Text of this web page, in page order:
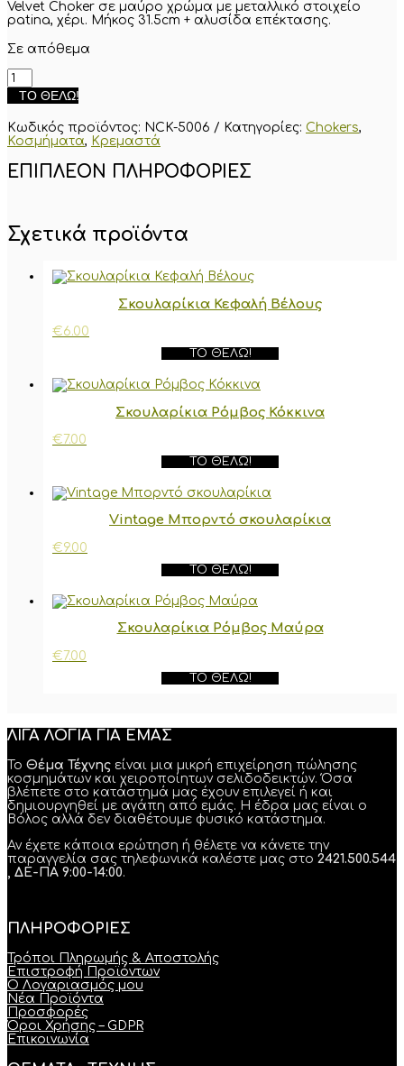
€6.50.είναι:
Velvet Choker σε μαύρο χρώμα με μεταλλικό στοιχείο
patina, χέρι. Μήκος 31.5cm + αλυσίδα επέκτασης.
Σε απόθεμα
Velvet
Choker
σε
χρώμα
με
στοιχείο
ΤΟ ΘΈΛΩ!
Κωδικός προϊόντος: NCK-5006 Κατηγορίες: Chokers,
Κοσμήματα, Κρεμαστά
ΕΠΙΠΛΈΟΝ ΠΛΗΡΟΦΟΡΊΕΣ
Σχετικά προϊόντα
Σκουλαρίκια Κεφαλή Βέλους
€6.00
ΤΟ ΘΈΛΩ!
Σκουλαρίκια Ρόμβος Κόκκινα
€ 7.00
ΤΟ ΘΈΛΩ!
Vintage Μπορντό σκουλαρίκια
€9.00
ΤΟ ΘΈΛΩ!
Σκουλαρίκια Ρόμβος Μαύρα
€7.00
ΤΟ ΘΈΛΩ!
ΛΙΓΑ ΛΟΓΙΑ ΓΙΑ ΕΜΑΣ
Το Θέμα Τέχνης είναι μια μικρή επιχείρηση πώλησης
κοσμημάτων και χειροποίητων σελιδοδεικτών. Όσα
βλέπετε στο κατάστημά μας έχουν επιλεγεί ή και
δημιουργηθεί με αγάπη από εμάς. Η έδρα μας είναι ο
Βόλος αλλά δεν διαθέτουμε φυσικό κατάστημα.
Αν έχετε κάποια ερώτηση ή θέλετε να κάνετε την
παραγγελία σας τηλεφωνικά καλέστε μας στο 2421.500.544
, ΔΕ-ΠΑ 9:00-14:00.
ΠΛΗΡΟΦΟΡΙΕΣ
Τρόποι Πληρωμής & Αποστολής
Επιστροφή Προϊόντων
Ο Λογαριασμός μου
Νέα Προϊόντα
Προσφορές
Όροι Χρήσης – GDPR
Επικοινωνία